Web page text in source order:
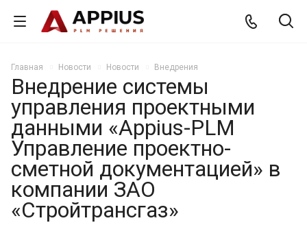
Главная Новости Новости Внедрения
Внедрение системы
управления проектными
данными «Appius-PLM
Управление проектно-
сметной документацией» в
компании ЗАО
«Стройтрансгаз»